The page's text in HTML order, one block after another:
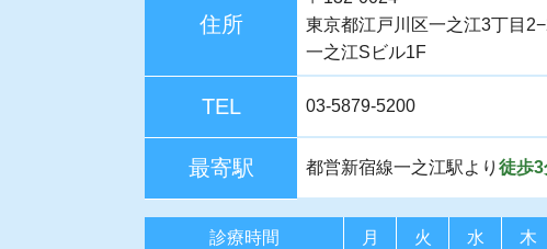
住所
東京都江戸川区一之江3丁目
一之江Sビル1F
TEL 03-5879-5200
最寄駅 都営新宿線一之江駅より 徒歩3
診療時間 月 火 水 木